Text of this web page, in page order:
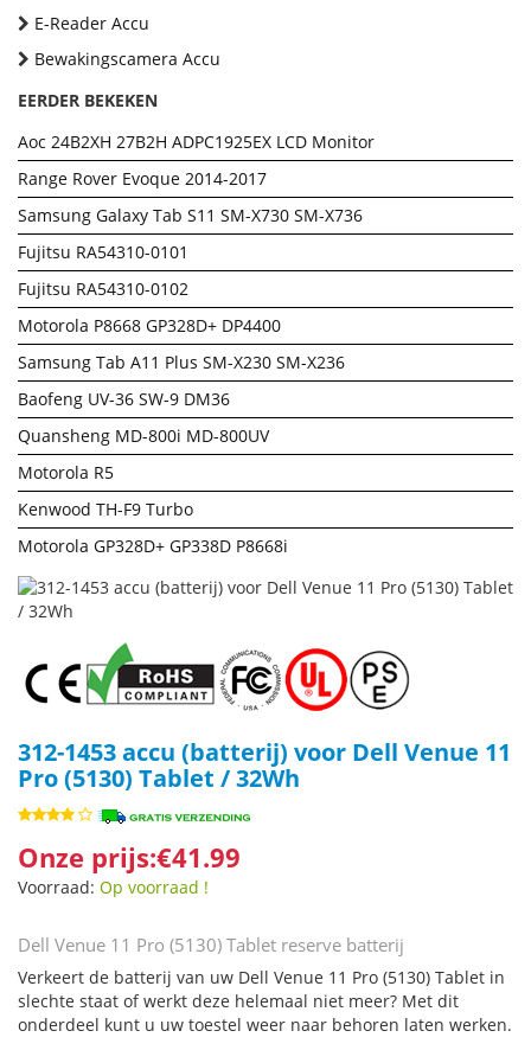
E-Reader Accu
Bewakingscamera Accu
EERDER BEKEKEN
Aoc 24B2XH 27B2H ADPC1925EX LCD Monitor
Range Rover Evoque 2014-2017
Samsung Galaxy Tab S11 SM-X730 SM-X736
Fujitsu RA54310-0101
Fujitsu RA54310-0102
Motorola P8668 GP328D+ DP4400
Samsung Tab A11 Plus SM-X230 SM-X236
Baofeng UV-36 SW-9 DM36
Quansheng MD-800i MD-800UV
Motorola R5
Kenwood TH-F9 Turbo
Motorola GP328D+ GP338D P8668i
312-1453 accu (batterij) voor Dell Venue 11
Pro (5130) Tablet / 32Wh
Onze prijs:€41.99
Voorraad: Op voorraad !
Dell Venue 11 Pro (5130) Tablet reserve batterij
Verkeert de batterij van uw Dell Venue 11 Pro (5130) Tablet in
slechte staat of werkt deze helemaal niet meer? Met dit
onderdeel kunt u uw toestel weer naar behoren laten werken.